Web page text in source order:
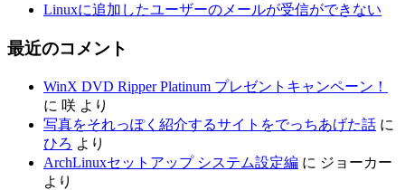
Linuxに追加したユーザーのメールが受信ができない
最近のコメント
WinX DVD Ripper Platinum プレゼントキャンペーン！
に 咲 より
写真をそれっぽく紹介するサイトをでっちあげた話 に
ひろ より
ArchLinuxセットアップ システム設定編 に ジョーカー
より